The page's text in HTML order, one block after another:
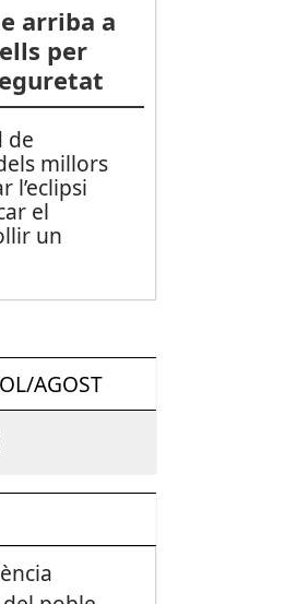
arriba a
per
de
millors
l’eclipsi
el
un
AGOST